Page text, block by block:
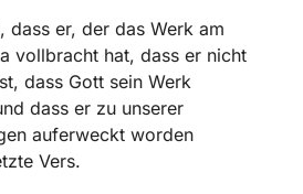
dass er, der das Werk am
vollbracht hat, dass er nicht
dass Gott sein Werk
dass er zu unserer
auferweckt worden
Vers.